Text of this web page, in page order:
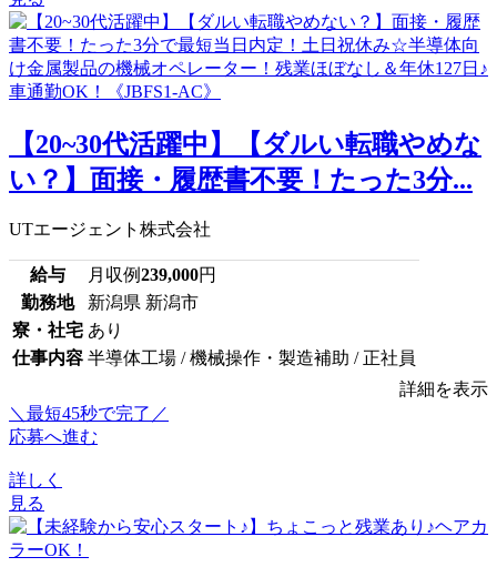
【20~30代活躍中】【ダルい転職やめな
い？】面接・履歴書不要！たった3分...
UTエージェント株式会社
給与 月収例239,000円
勤務地
新潟県 新潟市
寮・社宅 あり
仕事内容 半導体工場 / 機械操作・製造補助 / 正社員
詳細を表示
＼最短45秒で完了／
応募へ進む
詳しく
見る